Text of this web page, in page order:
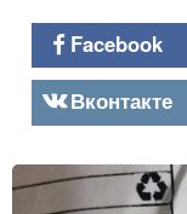
Facebook
Вконтакте